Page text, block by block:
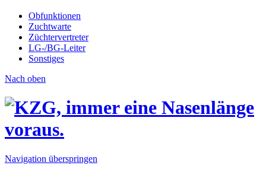
Obfunktionen
Zuchtwarte
Züchtervertreter
LG-/BG-Leiter
Sonstiges
Nach oben
Navigation überspringen